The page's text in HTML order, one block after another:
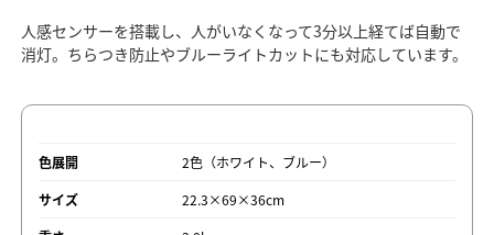
人感センサーを搭載し、人がいなくなって3分以上経てば自動で
消灯。ちらつき防止やブルーライトカットにも対応しています。
色展開
2色（ホワイト、ブルー）
サイズ
22.3×69×36cm